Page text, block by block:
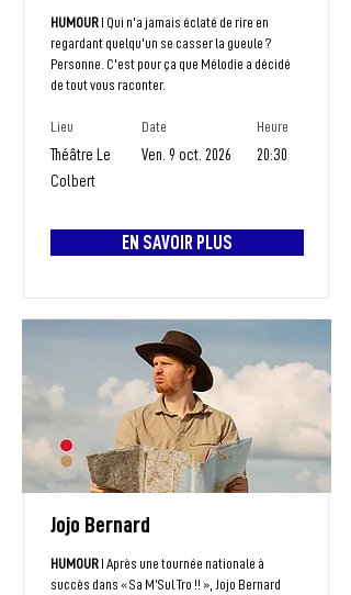
HUMOURI Qui n'a jamais éclaté de rire en
regardant quelqu'un se casser la gueule ?
Personne. C'est pour ça que Mélodie a décidé
de tout vous raconter.
Lieu Date
Théâtre Le
Colbert
Ven. 9 oct. 2026
Heure
20:30
EN SAVOIR PLUS
Jojo Bernard
HUMOURI Après une tournée nationale à
succès dans « Sa M’Sul Tro !! », Jojo Bernard